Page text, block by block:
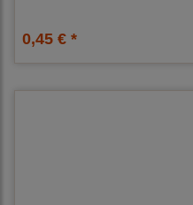
0,45 € *